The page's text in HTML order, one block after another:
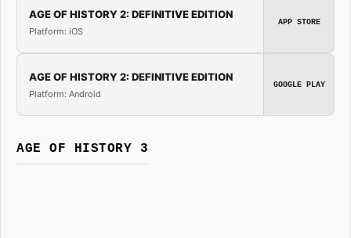
AGE OF HISTORY 2: DEFINITIVE EDITION
Platform: iOS
APP STORE
AGE OF HISTORY 2: DEFINITIVE EDITION
Platform: Android
GOOGLE PLAY
AGE OF HISTORY 3